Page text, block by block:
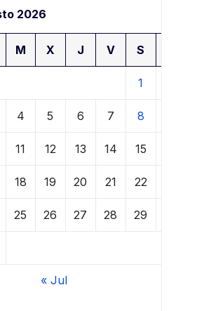
2026
M X J V S
1
4 5 6 7 8
11 12 13 14 15
18 19 20 21 22
25 26 27 28 29
« Jul